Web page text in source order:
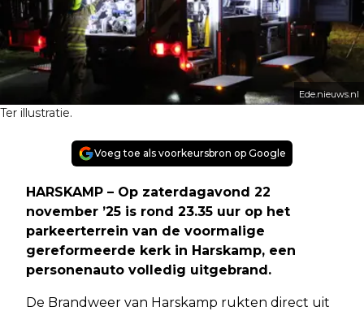
Ede.nieuws.nl
Ter illustratie.
Voeg toe als voorkeursbron op Google
HARSKAMP – Op zaterdagavond 22
november ’25 is rond 23.35 uur op het
parkeerterrein van de voormalige
gereformeerde kerk in Harskamp, een
personenauto volledig uitgebrand.
De Brandweer van Harskamp rukten direct uit